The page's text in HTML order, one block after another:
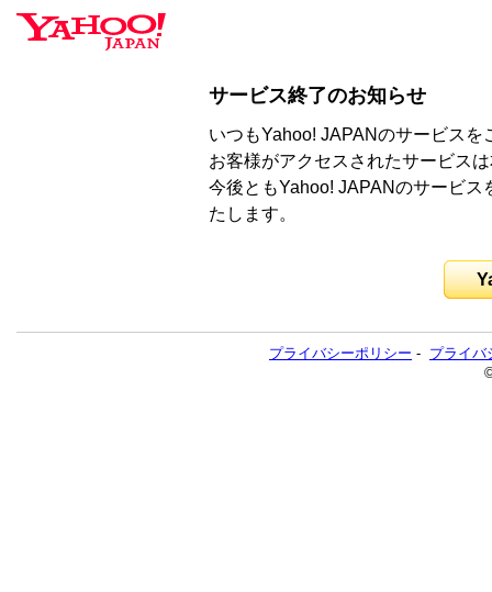
サービス終了のお知らせ
いつもYahoo! JAPANのサービス
お客様がアクセスされたサービス
今後ともYahoo! JAPANのサービ
たします。
プライバシーポリシー - プライバ